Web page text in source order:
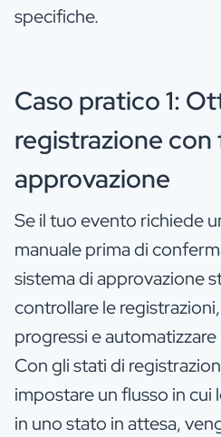
specifiche.
Caso pratico 1:
registrazione con
approvazione
Se il tuo evento richiede
manuale prima di
sistema di approvazione
controllare le
progressi e
Con gli stati di
impostare un flusso in cui
in uno stato in attesa,